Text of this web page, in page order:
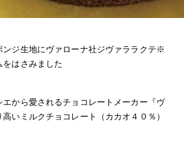
ンジ生地にヴァローナ社ジヴァララクテ※
をはさみました
から愛されるチョコレートメーカー『ヴ
いミルクチョコレート（カカオ４０％）